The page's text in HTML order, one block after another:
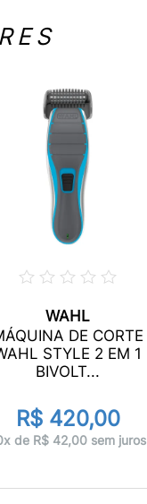
WAHL
DE CORTE
STYLE 2 EM 1
BIVOLT...
R$ 420,00
de R$ 42,00 sem juros